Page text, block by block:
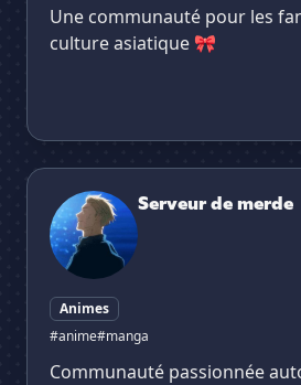
Une communauté pour les
culture asiatique 🎀
Serveur de merde
Serveur de merde
Animes
#anime#manga
Communauté passionnée